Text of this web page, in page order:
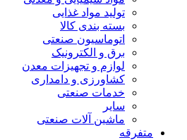
تولید مواد غذایی
بسته بندی کالا
اتوماسیون صنعتی
برق و الکترونیک
لوازم و تجهیزات معدن
کشاورزی و دامداری
خدمات صنعتی
سایر
ماشین آلات صنعتی
متفرقه